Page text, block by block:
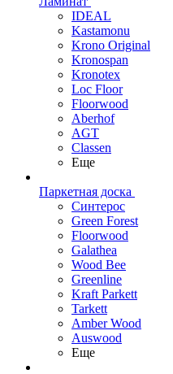
IDEAL
Kastamonu
Krono Original
Kronospan
Kronotex
Loc Floor
Floorwood
Aberhof
AGT
Classen
Еще
Паркетная доска
Синтерос
Green Forest
Floorwood
Galathea
Wood Bee
Greenline
Kraft Parkett
Tarkett
Amber Wood
Auswood
Еще